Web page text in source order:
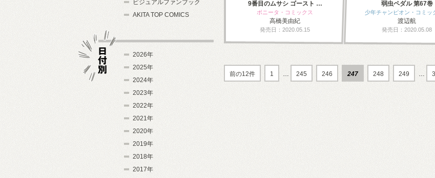
9番目のムサシ ゴースト …
ボニータ・コミックス
高橋美由紀
発売日：2020.05.15
弱虫ペダル 第67巻
少年チャンピオン・コミッ
渡辺航
発売日：2020.05.08
前の12件 1 … 245 246 247 248 249 …
ビジュアルファンブック
AKITA TOP COMICS
2026年
2025年
2024年
2023年
2022年
2021年
2020年
2019年
2018年
2017年